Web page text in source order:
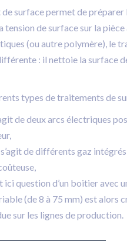
surface permet de
tension de surface sur la
(ou autre polymère), le
: il nettoie la surface
types de traitements de
de deux arcs électriques
s’agit de différents gaz
ici question d’un boitier avec
(de 8 à 75 mm) est alors
sur les lignes de production.